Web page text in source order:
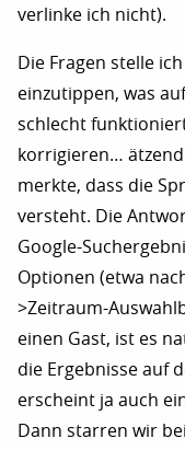
verlinke ich nicht).
Die Fragen stelle
einzutippen, was
schlecht
korrigieren…
merkte, dass die
versteht. Die
Google-
Optionen (etwa
>Zeitraum-
einen Gast, ist es
die Ergebnisse auf
erscheint ja auch
Dann starren wir